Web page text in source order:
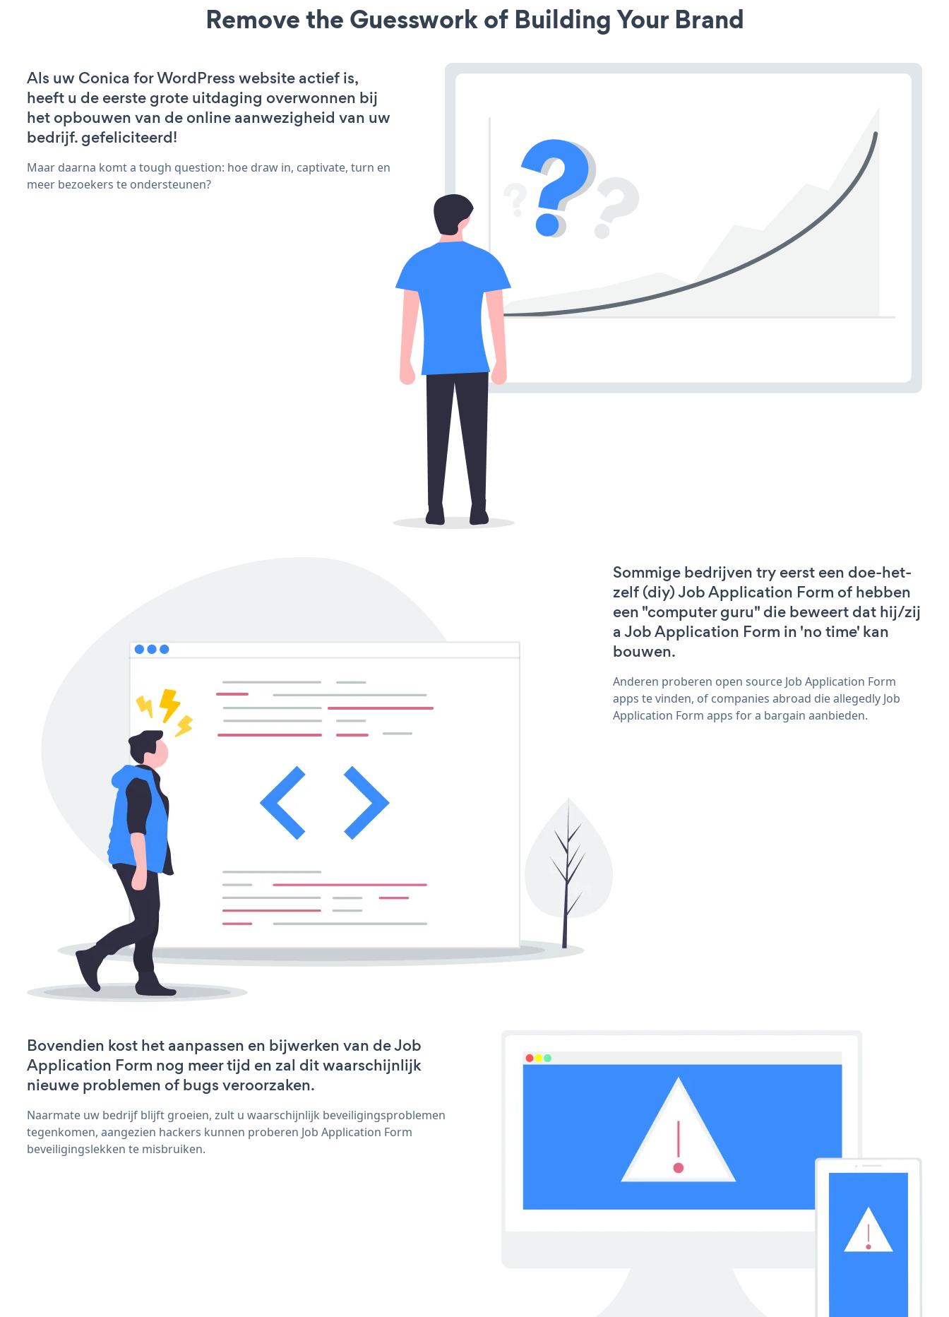
Remove the Guesswork of Building Your Brand
Als uw Conica for WordPress website actief is,
heeft u de eerste grote uitdaging overwonnen bij
het opbouwen van de online aanwezigheid van uw
bedrijf. gefeliciteerd!
Maar daarna komt a tough question: hoe draw in, captivate, turn en
meer bezoekers te ondersteunen?
Sommige bedrijven try eerst een doe-het-
zelf (diy) Job Application Form of hebben
een "computer guru" die beweert dat hij/zij
a Job Application Form in 'no time' kan
bouwen.
Anderen proberen open source Job Application Form
apps te vinden, of companies abroad die allegedly Job
Application Form apps for a bargain aanbieden.
Bovendien kost het aanpassen en bijwerken van de Job
Application Form nog meer tijd en zal dit waarschijnlijk
nieuwe problemen of bugs veroorzaken.
Naarmate uw bedrijf blijft groeien, zult u waarschijnlijk beveiligingsproblemen
tegenkomen, aangezien hackers kunnen proberen Job Application Form
beveiligingslekken te misbruiken.